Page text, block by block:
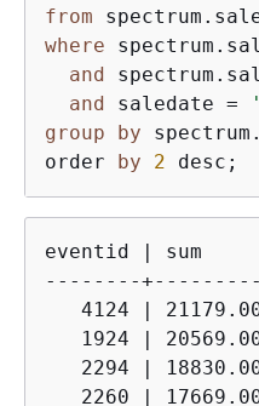
from
where
and
and saledate =
group
by
order by 2 desc;
eventid | sum
--------+---------
4124 |
1924 |
2294 |
2260 |